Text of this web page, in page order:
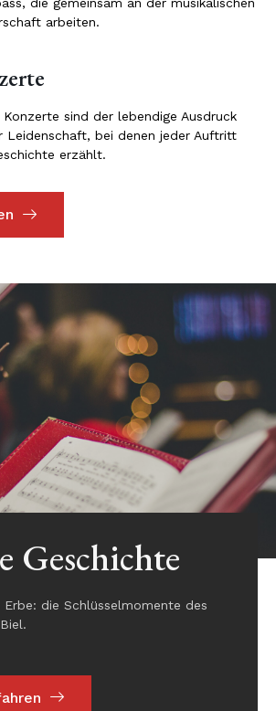
die gemeinsam an der musikalischen
arbeiten.
Konzerte sind der lebendige Ausdruck
Leidenschaft, bei denen jeder Auftritt
erzählt.
Geschichte
Erbe: die Schlüsselmomente des